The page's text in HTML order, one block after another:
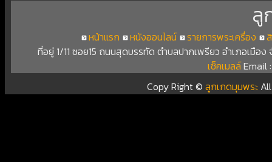
ลู
หน้าแรก หนังออนไลน์ รายการพระเครื่อง
ที่อยู่ 1/11 ซอย15 ถนนสุดบรรทัด ตำบลปากเพรียว อำเภอเมือ
เช็คเมลล์Email
Copy Right ©ลูกเกดมุมพระ